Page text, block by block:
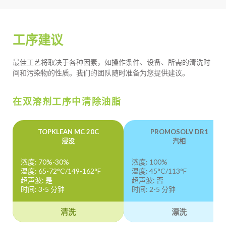
工序建议
最佳工艺将取决于各种因素，如操作条件、设备、所需的清洗时
间和污染物的性质。我们的团队随时准备为您提供建议。
在双溶剂工序中清除油脂
TOPKLEAN MC 20C
浸没
浓度: 70%-30%
温度: 65-72°C/149-162°F
超声波: 是
时间: 3-5 分钟
清洗
PROMOSOLV DR1
汽相
浓度: 100%
温度: 45°C/113°F
超声波: 否
时间: 2-5 分钟
漂洗